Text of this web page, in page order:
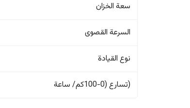
سعة الخزان
السرعة القصوى
نوع القيادة
(تسارع (0-100كم/ ساعة